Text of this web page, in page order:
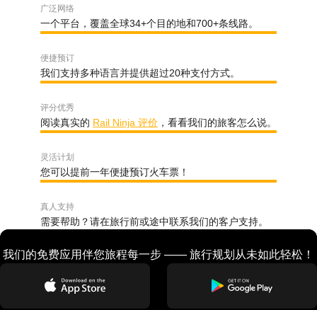
广泛网络
一个平台，覆盖全球34+个目的地和700+条线路。
便捷预订
我们支持多种语言并提供超过20种支付方式。
评分优秀
阅读真实的 Rail Ninja 评价 ，看看我们的旅客怎么说。
灵活计划
您可以提前一年便捷预订火车票！
真人支持
需要帮助？请在旅行前或途中联系我们的客户支持。
我们的免费应用伴您旅程每一步 —— 旅行规划从未如此轻松！